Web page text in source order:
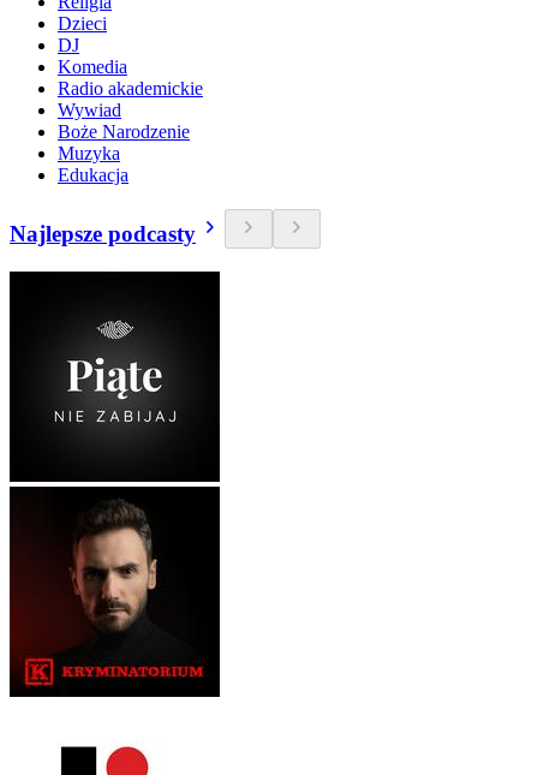
Dzieci
DJ
Komedia
Radio akademickie
Wywiad
Boże Narodzenie
Muzyka
Edukacja
Najlepsze podcasty